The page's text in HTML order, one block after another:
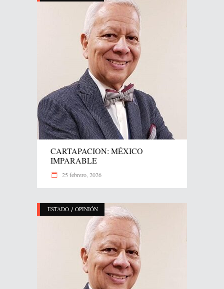
CARTAPACION: MÉXICO
IMPARABLE
25 febrero, 2026
ESTADO / OPINIÓN